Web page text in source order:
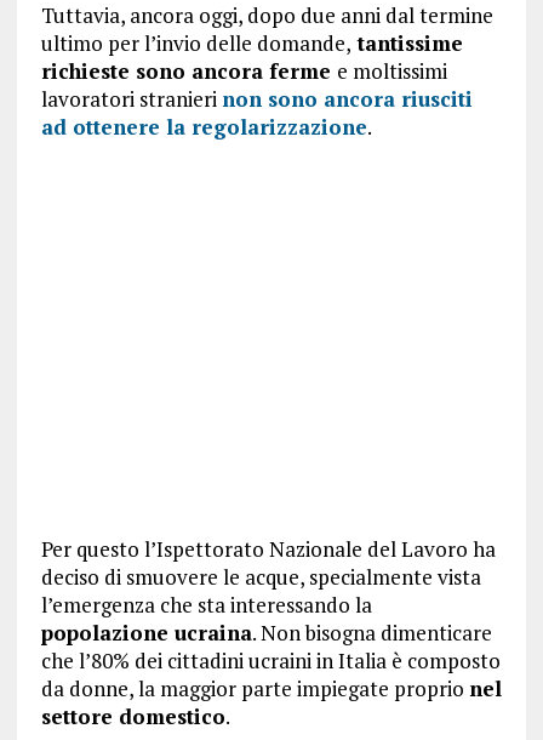
Tuttavia, ancora oggi, dopo due anni dal termine
ultimo per l’invio delle domande, tantissime
richieste sono ancora ferme e moltissimi
lavoratori stranieri non sono ancora riusciti
ad ottenere la regolarizzazione.
Per questo l’Ispettorato Nazionale del Lavoro ha
deciso di smuovere le acque, specialmente vista
l’emergenza che sta interessando la
popolazione ucraina. Non bisogna dimenticare
che l’80% dei cittadini ucraini in Italia è composto
da donne, la maggior parte impiegate proprio nel
settore domestico.